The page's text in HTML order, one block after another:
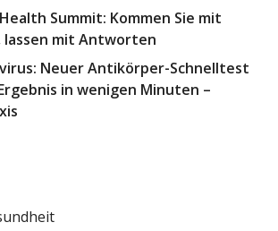
Summit: Kommen Sie mit
lassen mit Antworten
Neuer Antikörper-Schnelltest
in wenigen Minuten –